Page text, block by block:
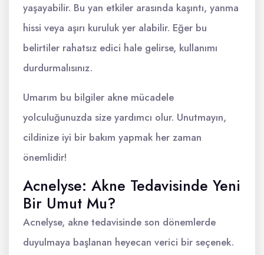
yaşayabilir. Bu yan etkiler arasında kaşıntı, yanma
hissi veya aşırı kuruluk yer alabilir. Eğer bu
belirtiler rahatsız edici hale gelirse, kullanımı
durdurmalısınız.
Umarım bu bilgiler akne mücadele
yolculuğunuzda size yardımcı olur. Unutmayın,
cildinize iyi bir bakım yapmak her zaman
önemlidir!
Acnelyse: Akne Tedavisinde Yeni
Bir Umut Mu?
Acnelyse, akne tedavisinde son dönemlerde
duyulmaya başlanan heyecan verici bir seçenek.